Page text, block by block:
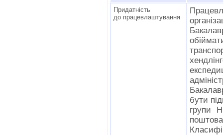
Придатність
до працевлаштування
бути
групи
поштова